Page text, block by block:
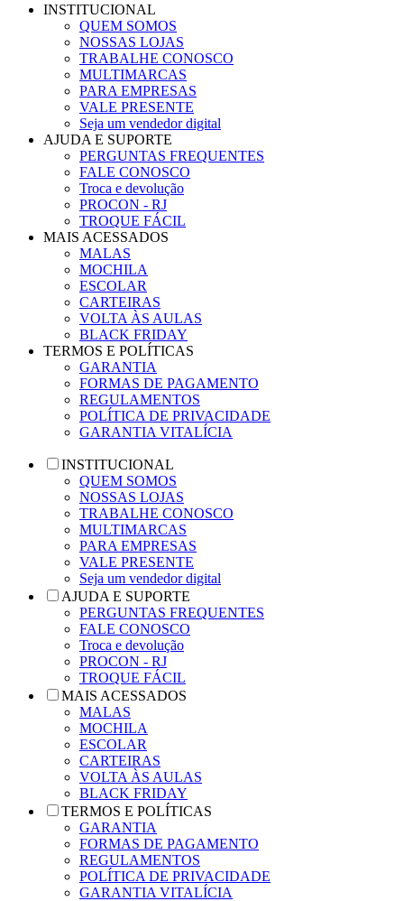
INSTITUCIONAL
QUEM SOMOS
NOSSAS LOJAS
TRABALHE CONOSCO
MULTIMARCAS
PARA EMPRESAS
VALE PRESENTE
Seja um vendedor digital
AJUDA E SUPORTE
PERGUNTAS FREQUENTES
FALE CONOSCO
Troca e devolução
PROCON - RJ
TROQUE FÁCIL
MAIS ACESSADOS
MALAS
MOCHILA
ESCOLAR
CARTEIRAS
VOLTA ÀS AULAS
BLACK FRIDAY
TERMOS E POLÍTICAS
GARANTIA
FORMAS DE PAGAMENTO
REGULAMENTOS
POLÍTICA DE PRIVACIDADE
GARANTIA VITALÍCIA
INSTITUCIONAL
QUEM SOMOS
NOSSAS LOJAS
TRABALHE CONOSCO
MULTIMARCAS
PARA EMPRESAS
VALE PRESENTE
Seja um vendedor digital
AJUDA E SUPORTE
PERGUNTAS FREQUENTES
FALE CONOSCO
Troca e devolução
PROCON - RJ
TROQUE FÁCIL
MAIS ACESSADOS
MALAS
MOCHILA
ESCOLAR
CARTEIRAS
VOLTA ÀS AULAS
BLACK FRIDAY
TERMOS E POLÍTICAS
GARANTIA
FORMAS DE PAGAMENTO
REGULAMENTOS
POLÍTICA DE PRIVACIDADE
GARANTIA VITALÍCIA